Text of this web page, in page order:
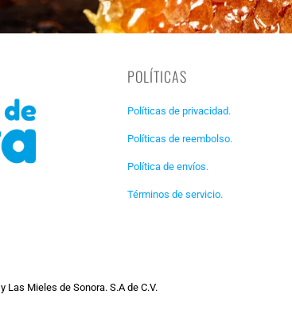
POLÍTICAS
Políticas de privacidad.
Políticas de reembolso.
Política de envíos.
Términos de servicio.
Las Mieles de Sonora. S.A de C.V.